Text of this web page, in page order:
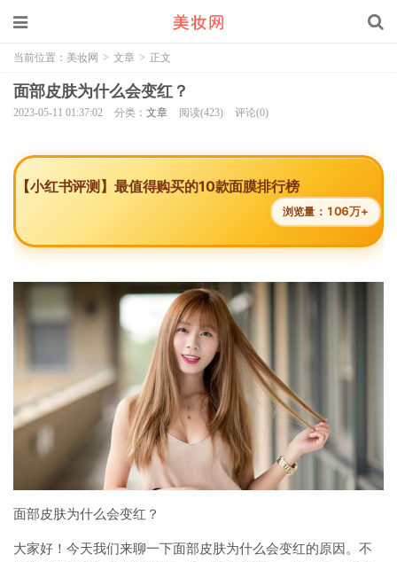
当前位置： 美妆网 > 文章 > 正文
面部皮肤为什么会变红？
2023-05-11 01:37:02 分类： 文章 阅读(423) 评论(0)
【小红书评测】最值得购买的10款面膜排行榜
浏览量： 106万+
面部皮肤为什么会变红？
大家好！今天我们来聊一下面部皮肤为什么会变红的原因。不